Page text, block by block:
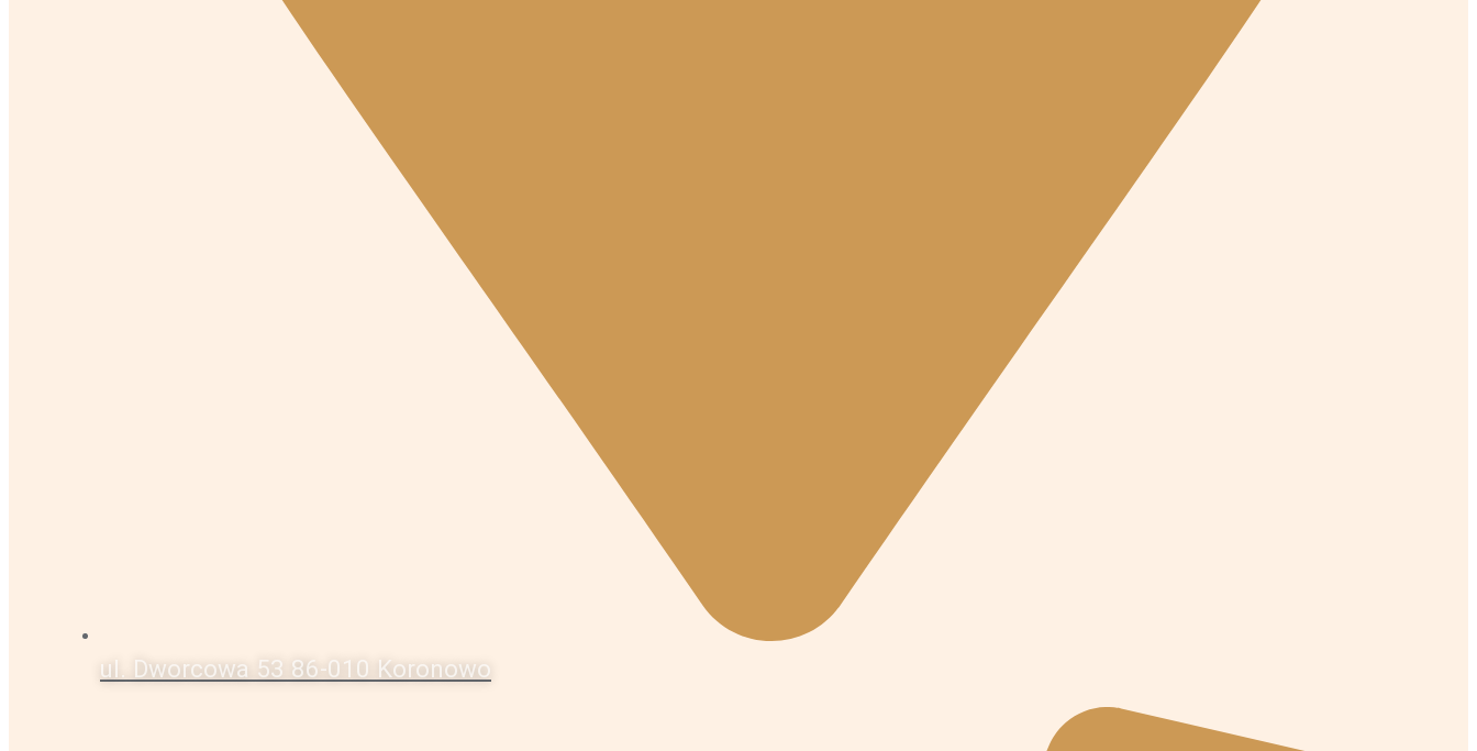
ul. Dworcowa 53 86-010 Koronowo